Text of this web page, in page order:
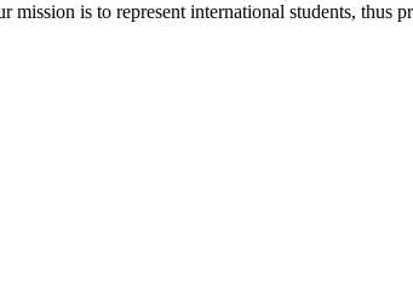
is to represent international students,